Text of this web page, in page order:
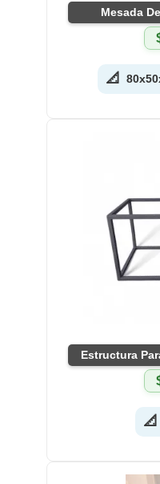
Mesada
📐
Estructura
📐